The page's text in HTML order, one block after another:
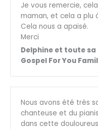
Je vous remercie,
maman, et cela a plu
Cela nous a apaisé.
Merci
Delphine et toute
Gospel For You
Nous avons été très
chanteuse et du
dans cette